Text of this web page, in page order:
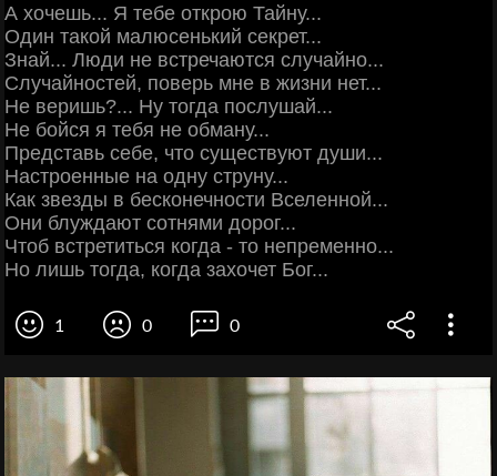
А хочешь... Я тебе открою Тайну...
Один такой малюсенький секрет...
Знай... Люди не встречаются случайно...
Случайностей, поверь мне в жизни нет...
Не веришь?... Ну тогда послушай...
Не бойся я тебя не обману...
Представь себе, что существуют души...
Настроенные на одну струну...
Как звезды в бесконечности Вселенной...
Они блуждают сотнями дорог...
Чтоб встретиться когда - то непременно...
Но лишь тогда, когда захочет Бог...
1 0 0